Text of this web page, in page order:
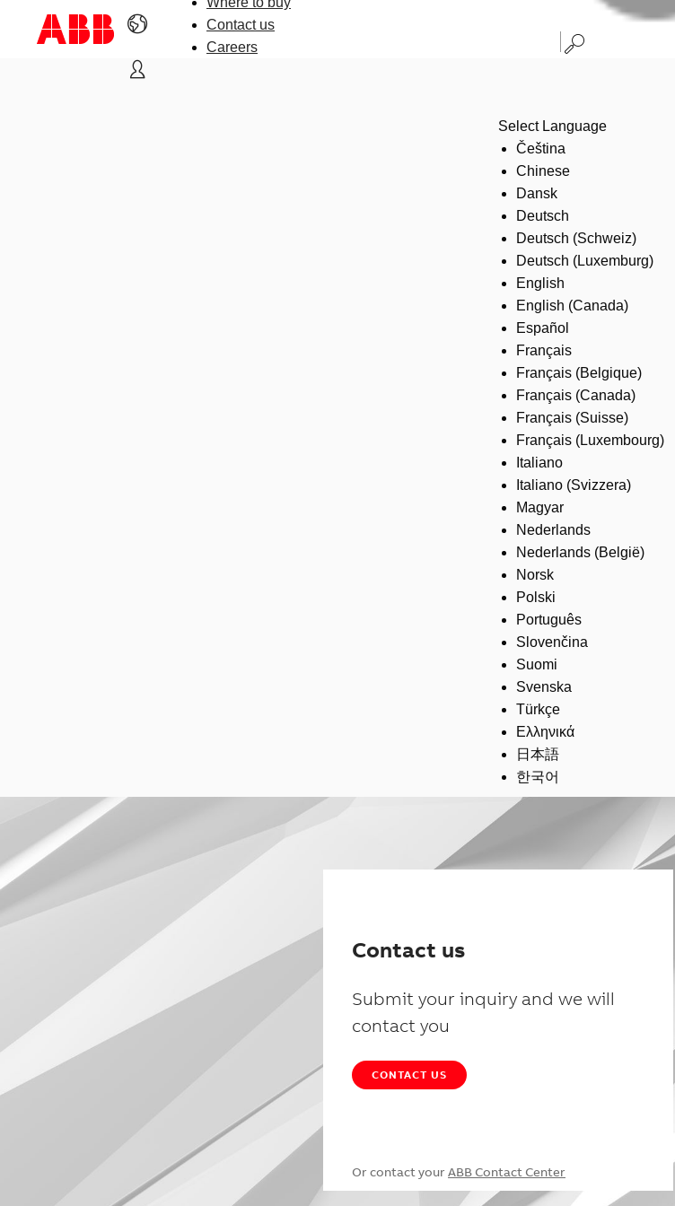
Contact us
Careers
Select Language
Čeština
Chinese
Dansk
Deutsch
Deutsch (Schweiz)
Deutsch (Luxemburg)
English
English (Canada)
Español
Français
Français (Belgique)
Français (Canada)
Français (Suisse)
Français (Luxembourg)
Italiano
Italiano (Svizzera)
Magyar
Nederlands
Nederlands (België)
Norsk
Polski
Português
Slovenčina
Suomi
Svenska
Türkçe
Ελληνικά
日本語
한국어
Contact us
Submit your inquiry and we will
contact you
CONTACT US
Or contact your ABB Contact Center